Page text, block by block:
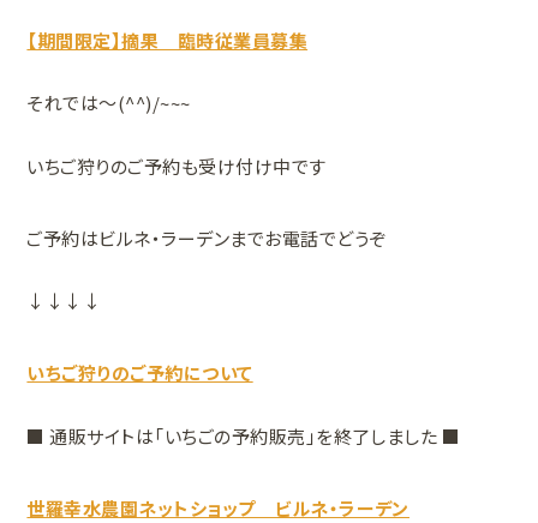
【期間限定】摘果 臨時従業員募集
それでは～(^^)/~~~
いちご狩りのご予約も受け付け中です
ご予約はビルネ・ラーデンまでお電話でどうぞ
↓↓↓↓
いちご狩りのご予約について
■ 通販サイトは「いちごの予約販売」を終了しました ■
世羅幸水農園ネットショップ ビルネ・ラーデン